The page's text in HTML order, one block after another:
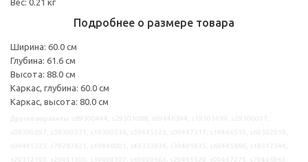
Подробнее о размере товара
Ширина: 60.0 см
Глубина: 61.6 см
Высота: 88.0 см
Каркас, глубина: 60.0 см
Каркас, высота: 80.0 см